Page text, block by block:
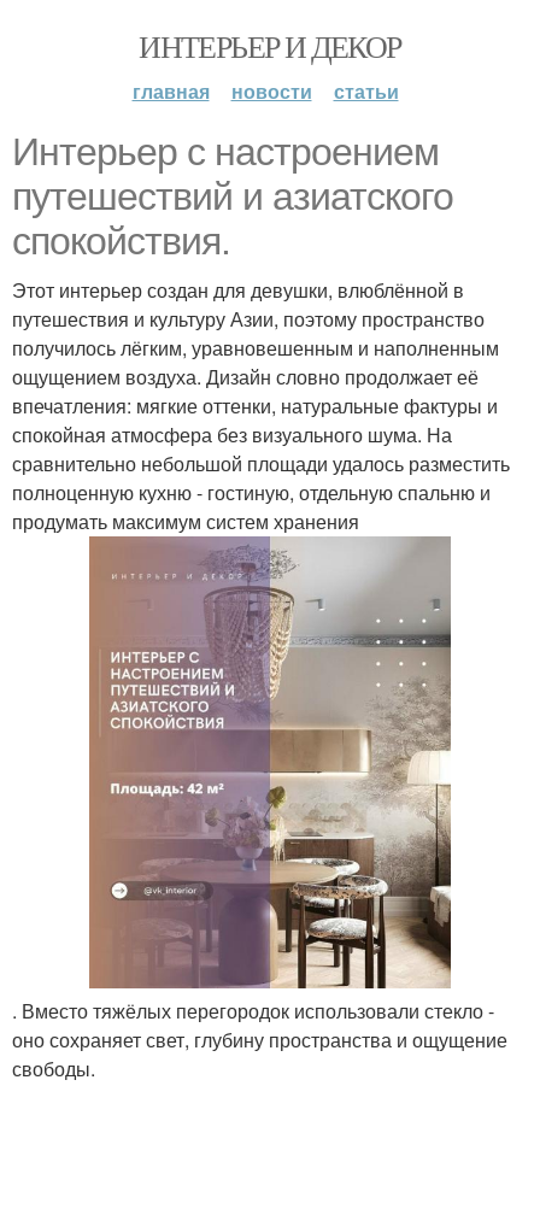
ИНТЕРЬЕР И ДЕКОР
главная новости статьи
Интерьер с настроением
путешествий и азиатского
спокойствия.
Этот интерьер создан для девушки, влюблённой в
путешествия и культуру Азии, поэтому пространство
получилось лёгким, уравновешенным и наполненным
ощущением воздуха. Дизайн словно продолжает её
впечатления: мягкие оттенки, натуральные фактуры и
спокойная атмосфера без визуального шума. На
сравнительно небольшой площади удалось разместить
полноценную кухню - гостиную, отдельную спальню и
продумать максимум систем хранения
. Вместо тяжёлых перегородок использовали стекло -
оно сохраняет свет, глубину пространства и ощущение
свободы.